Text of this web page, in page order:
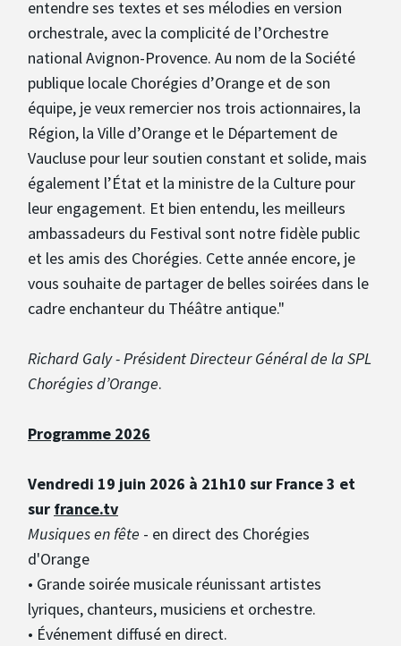
entendre ses textes et ses mélodies en version
orchestrale, avec la complicité de l’Orchestre
national Avignon-Provence. Au nom de la Société
publique locale Chorégies d’Orange et de son
équipe, je veux remercier nos trois actionnaires, la
Région, la Ville d’Orange et le Département de
Vaucluse pour leur soutien constant et solide, mais
également l’État et la ministre de la Culture pour
leur engagement. Et bien entendu, les meilleurs
ambassadeurs du Festival sont notre fidèle public
et les amis des Chorégies. Cette année encore, je
vous souhaite de partager de belles soirées dans le
cadre enchanteur du Théâtre antique."
Richard Galy - Président Directeur Général de la SPL
Chorégies d’Orange.
Programme 2026
Vendredi 19 juin 2026 à 21h10 sur France 3 et
sur france.tv
Musiques en fête - en direct des Chorégies
d'Orange
• Grande soirée musicale réunissant artistes
lyriques, chanteurs, musiciens et orchestre.
• Événement diffusé en direct.